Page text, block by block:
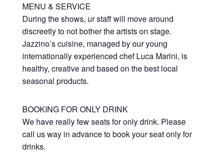
MENU & SERVICE
During the shows, ur staff will move around
discreetly to not bother the artists on stage.
Jazzino’s cuisine, managed by our young
internationally experienced chef Luca Marini, is
healthy, creative and based on the best local
seasonal products.
BOOKING FOR ONLY DRINK
We have really few seats for only drink. Please
call us way in advance to book your seat only for
drinks.